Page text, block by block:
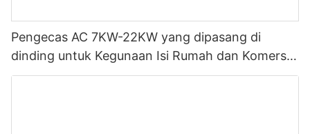
Pengecas AC 7KW-22KW yang dipasang di
dinding untuk Kegunaan Isi Rumah dan Komersial
OCPP1.6J